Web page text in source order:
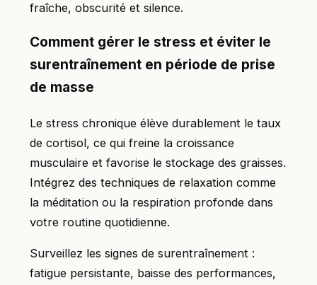
fraîche, obscurité et silence.
Comment gérer le stress et éviter le
surentraînement en période de prise
de masse
Le stress chronique élève durablement le taux
de cortisol, ce qui freine la croissance
musculaire et favorise le stockage des graisses.
Intégrez des techniques de relaxation comme
la méditation ou la respiration profonde dans
votre routine quotidienne.
Surveillez les signes de surentraînement :
fatigue persistante, baisse des performances,